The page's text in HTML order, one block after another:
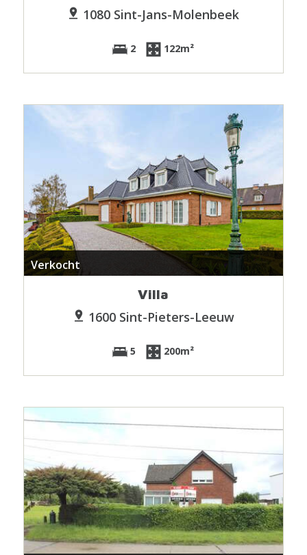
1080 Sint-Jans-Molenbeek
2 122m²
Verkocht
Villa
1600 Sint-Pieters-Leeuw
5 200m²